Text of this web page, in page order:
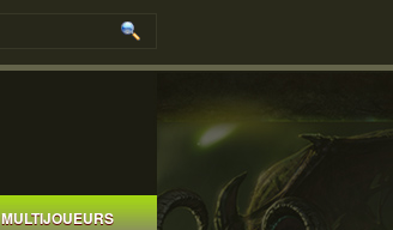
MULTIJOUEURS